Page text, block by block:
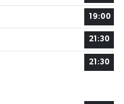
19:00
21:30
21:30